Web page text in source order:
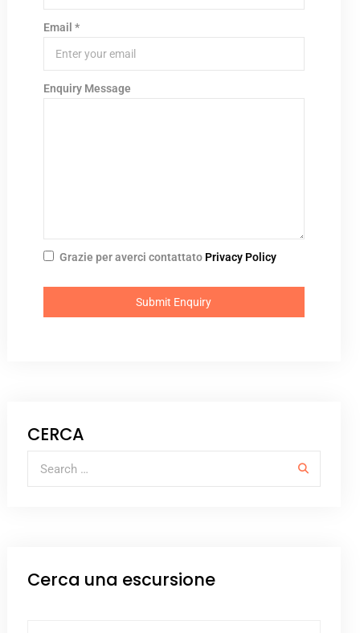
Email *
Enquiry Message
Grazie per averci contattato Privacy Policy
CERCA
Cerca una escursione